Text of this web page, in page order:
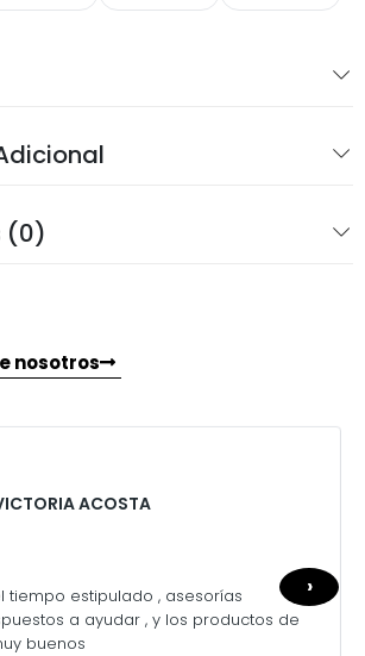
(0)
nosotros
ACOSTA
tiempo estipulado , asesorías
a ayudar , y los productos de
buenos
›